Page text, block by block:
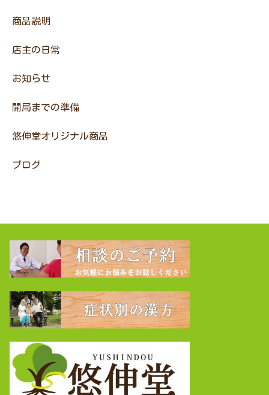
商品説明
店主の日常
お知らせ
開局までの準備
悠伸堂オリジナル商品
ブログ